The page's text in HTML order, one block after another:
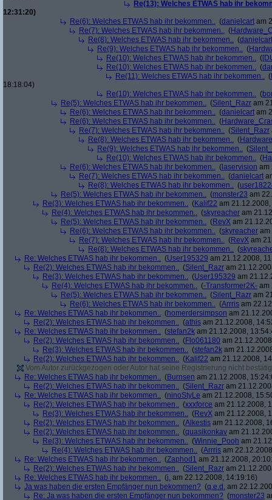
Re(13): Welches ETWAS hab ihr
12:31:20)
Re(6): Welches ETWAS hab ihr bekommen.. (danielcart am
Re(7): Welches ETWAS hab ihr bekommen.. (
Re(8): Welches ETWAS hab ihr bekommen.. (danielcart
Re(9): Welches ETWAS hab ihr bekommen.. (
Re(10): Welches ETWAS hab ihr bekommen.. (
Re(10): Welches ETWAS hab ihr bekommen.. (
Re(11): Welches ETWAS hab ihr bekommen.. (
18:18:04)
Re(10): Welches ETWAS hab ihr bekommen.. (
Re(5): Welches ETWAS hab ihr bekommen.. (Silent_Razr am
Re(6): Welches ETWAS hab ihr bekommen.. (danielcart am
Re(6): Welches ETWAS hab ihr bekommen.. (
Re(7): Welches ETWAS hab ihr bekommen.. (Silent_Razr
Re(8): Welches ETWAS hab ihr bekommen.. (
Re(9): Welches ETWAS hab ihr bekommen.. (
Re(10): Welches ETWAS hab ihr bekommen.. (
Re(6): Welches ETWAS hab ihr bekommen.. ( laservision am
Re(7): Welches ETWAS hab ihr bekommen.. (danielcart
Re(8): Welches ETWAS hab ihr bekommen.. (
Re(5): Welches ETWAS hab ihr bekommen.. (monster23 am
Re(3): Welches ETWAS hab ihr bekommen.. (Kalif22 am
Re(4): Welches ETWAS hab ihr bekommen.. (skyreacher am
Re(5): Welches ETWAS hab ihr bekommen.. (RevX am
Re(6): Welches ETWAS hab ihr bekommen.. (skyreacher am
Re(7): Welches ETWAS hab ihr bekommen.. (RevX am
Re(8): Welches ETWAS hab ihr bekommen.. (
Re: Welches ETWAS hab ihr bekommen.. (User195329 am 21.12.2008,
Re(2): Welches ETWAS hab ihr bekommen.. (Silent_Razr am
Re(3): Welches ETWAS hab ihr bekommen.. (User195329 am
Re(4): Welches ETWAS hab ihr bekommen.. (-Transformer2K- am
Re(5): Welches ETWAS hab ihr bekommen.. (Silent_Razr am
Re(6): Welches ETWAS hab ihr bekommen.. (Arrris am
Re: Welches ETWAS hab ihr bekommen.. (homerdersimpson am
Re(2): Welches ETWAS hab ihr bekommen.. (athis am 21.12.2008,
Re: Welches ETWAS hab ihr bekommen.. (stefan2k am 21.12.2008,
Re(2): Welches ETWAS hab ihr bekommen.. (Flo061180 am
Re(3): Welches ETWAS hab ihr bekommen.. (stefan2k am
Re(2): Welches ETWAS hab ihr bekommen.. (Kalif22 am 21.12.2008,
Vom Autor zurückgezogen oder Autor hat seine Registrierung nicht
Re: Welches ETWAS hab ihr bekommen.. (Burnsen am 21.12.2008,
Re(2): Welches ETWAS hab ihr bekommen.. (Silent_Razr am
Re: Welches ETWAS hab ihr bekommen.. (ninoStyLe am 21.12.2008,
Re(2): Welches ETWAS hab ihr bekommen.. (xxxforce am 21.12.2008,
Re(3): Welches ETWAS hab ihr bekommen.. (RevX am 21.12.2008,
Re(2): Welches ETWAS hab ihr bekommen.. (Alkestis am 21.12.2008,
Re(2): Welches ETWAS hab ihr bekommen.. (quasikonkav am
Re(3): Welches ETWAS hab ihr bekommen.. (Winnie_Pooh am
Re(4): Welches ETWAS hab ihr bekommen.. (Arrris am
Re: Welches ETWAS hab ihr bekommen.. (Zaphod1 am 21.12.2008,
Re(2): Welches ETWAS hab ihr bekommen.. (Silent_Razr am
Re: Welches ETWAS hab ihr bekommen.. (j. am 22.12.2008, 14:19:16)
Ja was haben die ersten Empfänger nun bekommen? (q.e.d. am
Re: Ja was haben die ersten Empfänger nun bekommen? (monster23